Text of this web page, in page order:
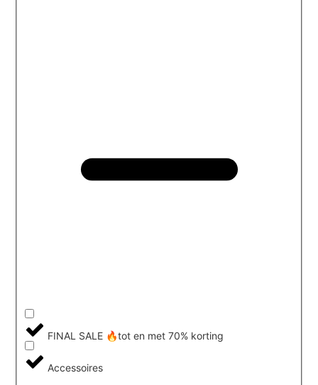
FINAL SALE 🔥tot en met 70% korting
Accessoires